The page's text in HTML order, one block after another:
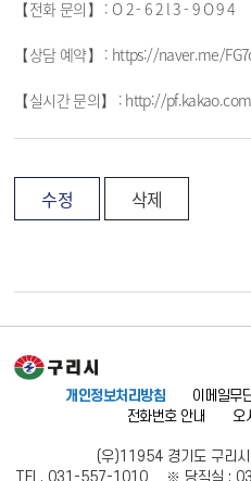
【전화 문의】 : O 2 - 6 2 l 3 - 9 O 9 4
【상담 예약】 : https://naver.me/
【실시간 문의】 : http://
수정 삭제
개인정보처리방침 이메일무
전화번호 안내
오
(우)11954 경기도 구리
TEL. 031-557-1010 ※ 당직실 :